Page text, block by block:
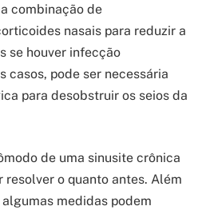
combinação de
nasais para reduzir a
se houver infecção
casos, pode ser necessária
para desobstruir os seios da
de uma sinusite crônica
resolver o quanto antes. Além
medidas podem